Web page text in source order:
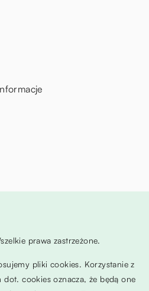
prawa zastrzeżone.
pliki cookies. Korzystanie z
cookies oznacza, że będą one